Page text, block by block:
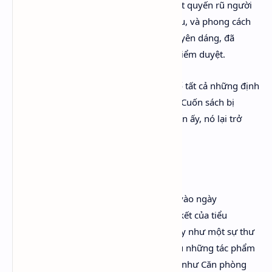
Nhưng Virginia Woolf, vì bà biết viết, biết quyến rũ người
đọc, vì bà hài hước, có thể vì bà đang yêu, và phong cách
văn của bà bay bổng với sự tự nhiên, duyên dáng, đã
thành công trong việc luồn qua những kiểm duyệt.
Trong khi The Well of Loneliness củng cố tất cả những định
kiến về giới tính và ham muốn tình dục. Cuốn sách bị
cấm. Orlando phá vỡ hết những định kiến ấy, nó lại trở
Orlando, A Biography xuất bản lần đầu vào ngày
11/10//1928 (cũng là thời điểm ở đoạn kết của tiểu
thuyết). Virginia Woolf xem tác phẩm này như một sự thư
giãn tinh thần, một “writer’s holiday” sau những tác phẩm
đòi hỏi khắt khe hơn về cấu trúc, chủ đề như Căn phòng